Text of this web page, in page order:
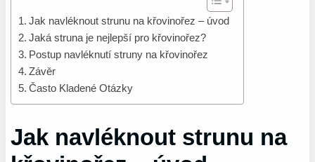
Jak navléknout strunu na křovinořez – úvod
Jaká struna je nejlepší pro křovinořez?
Postup navléknutí struny na křovinořez
Závěr
Často Kladené Otázky
Jak navléknout strunu na